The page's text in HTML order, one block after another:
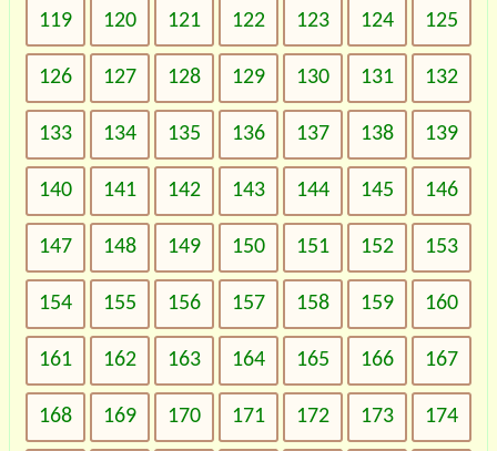
119 120 121 122 123 124 125
126 127 128 129 130 131 132
133 134 135 136 137 138 139
140 141 142 143 144 145 146
147 148 149 150 151 152 153
154 155 156 157 158 159 160
161 162 163 164 165 166 167
168 169 170 171 172 173 174